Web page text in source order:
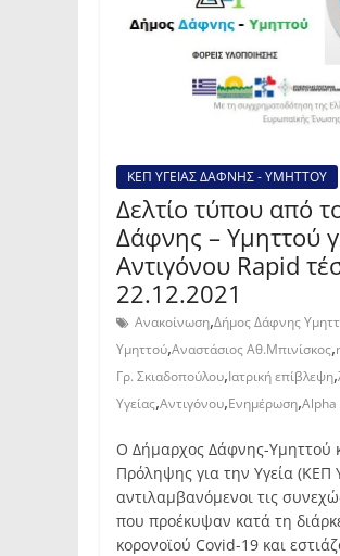
ΚΕΠ ΥΓΕΙΑΣ ΔΑΦΝΗΣ - ΥΜΗΤΤΟΥ
Δελτίο τύπου από
Δάφνης – Υμηττού
Αντιγόνου Rapid
22.12.2021
Ανακοίνωση,Δήμος Δάφνης
Υμηττού,Αναστάσιος Αθ.Μπινίσκος,
Γρ. Σκιαδοπούλου,Ιατρική επίβλεψη,
Υγείας,Αντιγόνου,Ενημέρωση,Alpha
Ο Δήμαρχος Δάφνης-Υμηττού
Πρόληψης για την Υγεία (ΚΕΠ
αντιλαμβανόμενοι τις
που προέκυψαν κατά τη
κορονοϊού Covid-19 και